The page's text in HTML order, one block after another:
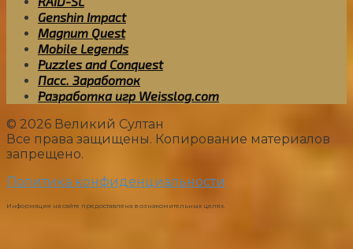
Genshin Impact
Magnum Quest
Mobile Legends
Puzzles and Conquest
Пасс. Заработок
Разработка игр Weisslog.com
© 2026 Великий Султан
Все права защищены. Копирование материалов
запрещено.
Политика конфиденциальности
Информация на сайте предоставлена в ознакомительных целях.